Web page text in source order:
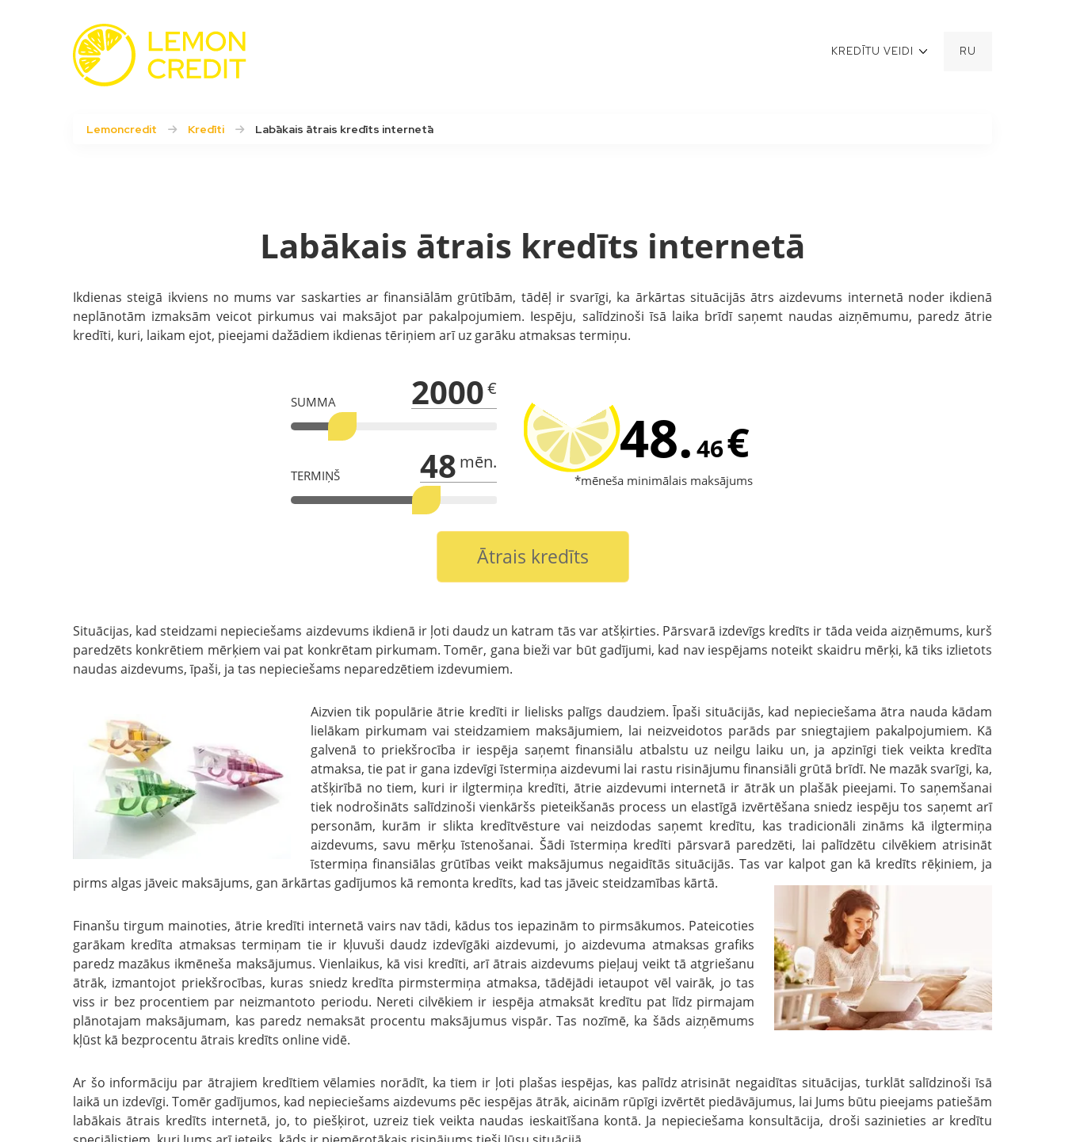
RU
KREDĪTU VEIDI
Lemoncredit Kredīti Labākais ātrais kredīts internetā
Labākais ātrais kredīts internetā
Ikdienas steigā ikviens no mums var saskarties ar finansiālām grūtībām, tādēļ ir svarīgi, ka ārkārtas situācijās ātrs aizdevums internetā noder ikdienā
neplānotām izmaksām veicot pirkumus vai maksājot par pakalpojumiem. Iespēju, salīdzinoši īsā laika brīdī saņemt naudas aizņēmumu, paredz ātrie
kredīti, kuri, laikam ejot, pieejami dažādiem ikdienas tēriņiem arī uz garāku atmaksas termiņu.
SUMMA 2000€
TERMIŅŠ 48 mēn. 48.46€
*mēneša minimālais maksājums
Ātrais kredīts
Situācijas, kad steidzami nepieciešams aizdevums ikdienā ir ļoti daudz un katram tās var atšķirties. Pārsvarā izdevīgs kredīts ir tāda veida aizņēmums, kurš
paredzēts konkrētiem mērķiem vai pat konkrētam pirkumam. Tomēr, gana bieži var būt gadījumi, kad nav iespējams noteikt skaidru mērķi, kā tiks izlietots
naudas aizdevums, īpaši, ja tas nepieciešams neparedzētiem izdevumiem.
Aizvien tik populārie ātrie kredīti ir lielisks palīgs daudziem. Īpaši situācijās, kad nepieciešama ātra nauda kādam
lielākam pirkumam vai steidzamiem maksājumiem, lai neizveidotos parāds par sniegtajiem pakalpojumiem. Kā
galvenā to priekšrocība ir iespēja saņemt finansiālu atbalstu uz neilgu laiku un, ja apzinīgi tiek veikta kredīta
atmaksa, tie pat ir gana izdevīgi īstermiņa aizdevumi lai rastu risinājumu finansiāli grūtā brīdī. Ne mazāk svarīgi, ka,
atšķirībā no tiem, kuri ir ilgtermiņa kredīti, ātrie aizdevumi internetā ir ātrāk un plašāk pieejami. To saņemšanai
tiek nodrošināts salīdzinoši vienkāršs pieteikšanās process un elastīgā izvērtēšana sniedz iespēju tos saņemt arī
personām, kurām ir slikta kredītvēsture vai neizdodas saņemt kredītu, kas tradicionāli zināms kā ilgtermiņa
aizdevums, savu mērķu īstenošanai. Šādi īstermiņa kredīti pārsvarā paredzēti, lai palīdzētu cilvēkiem atrisināt
īstermiņa finansiālas grūtības veikt maksājumus negaidītās situācijās. Tas var kalpot gan kā kredīts rēķiniem, ja
pirms algas jāveic maksājums, gan ārkārtas gadījumos kā remonta kredīts, kad tas jāveic steidzamības kārtā.
Finanšu tirgum mainoties, ātrie kredīti internetā vairs nav tādi, kādus tos iepazinām to pirmsākumos. Pateicoties
garākam kredīta atmaksas termiņam tie ir kļuvuši daudz izdevīgāki aizdevumi, jo aizdevuma atmaksas grafiks
paredz mazākus ikmēneša maksājumus. Vienlaikus, kā visi kredīti, arī ātrais aizdevums pieļauj veikt tā atgriešanu
ātrāk, izmantojot priekšrocības, kuras sniedz kredīta pirmstermiņa atmaksa, tādējādi ietaupot vēl vairāk, jo tas
viss ir bez procentiem par neizmantoto periodu. Nereti cilvēkiem ir iespēja atmaksāt kredītu pat līdz pirmajam
plānotajam maksājumam, kas paredz nemaksāt procentu maksājumus vispār. Tas nozīmē, ka šāds aizņēmums
kļūst kā bezprocentu ātrais kredīts online vidē.
Ar šo informāciju par ātrajiem kredītiem vēlamies norādīt, ka tiem ir ļoti plašas iespējas, kas palīdz atrisināt negaidītas situācijas, turklāt salīdzinoši īsā
laikā un izdevīgi. Tomēr gadījumos, kad nepieciešams aizdevums pēc iespējas ātrāk, aicinām rūpīgi izvērtēt piedāvājumus, lai Jums būtu pieejams patiešām
labākais ātrais kredīts internetā, jo, to piešķirot, uzreiz tiek veikta naudas ieskaitīšana kontā. Ja nepieciešama konsultācija, droši sazinieties ar kredītu